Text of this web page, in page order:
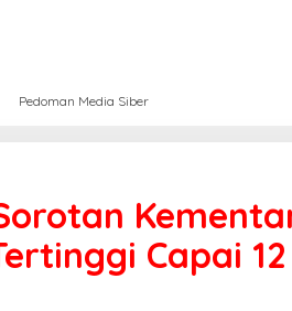
Pedoman Media Siber
Capai